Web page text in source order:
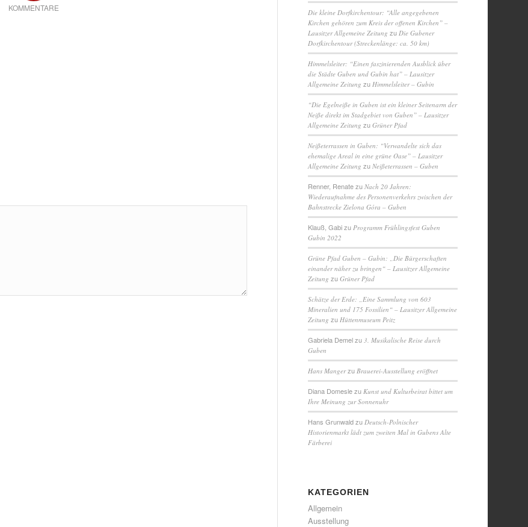
KOMMENTARE
Die kleine Dorfkirchentour: “Alle angegebenen
Kirchen gehören zum Kreis der offenen Kirchen” –
Lausitzer Allgemeine Zeitung zu Die Gubener
Dorfkirchentour (Streckenlänge: ca. 50 km)
Himmelsleiter: “Einen faszinierenden Ausblick über
die Städte Guben und Gubin hat” – Lausitzer
Allgemeine Zeitung zu Himmelsleiter – Gubin
“Die Egelneiße in Guben ist ein kleiner Seitenarm der
Neiße direkt im Stadgebiet von Guben” – Lausitzer
Allgemeine Zeitung zuGrüner Pfad
Neißeterrassen in Guben: “Verwandelte sich das
ehemalige Areal in eine grüne Oase” – Lausitzer
Allgemeine Zeitung zuNeißeterrassen – Guben
Renner, RenatezuNach 20 Jahren:
Wiederaufnahme des Personenverkehrs zwischen der
Bahnstrecke Zielona Góra – Guben
Klauß, Gabizu Programm Frühlingsfest Guben
Gubin 2022
Grüne Pfad Guben – Gubin: „Die Bürgerschaften
einander näher zu bringen“ – Lausitzer Allgemeine
Zeitung zuGrüner Pfad
Schätze der Erde: „Eine Sammlung von 603
Mineralien und 175 Fossilien“ – Lausitzer Allgemeine
Zeitung zu Hüttenmuseum Peitz
Gabriela Demelzu 3. Musikalische Reise durch
Guben
Hans Mangerzu Brauerei-Ausstellung eröffnet
Diana Domeslezu Kunst und Kulturbeirat bittet um
Ihre Meinung zur Sonnenuhr
Hans Grunwaldzu Deutsch-Polnischer
Historienmarkt lädt zum zweiten Mal in Gubens Alte
Färberei
KATEGORIEN
Allgemein
Ausstellung